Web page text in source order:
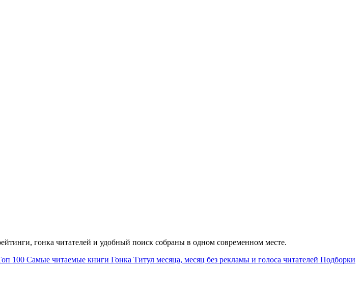
гонка читателей и удобный поиск собраны в одном современном месте.
100 Самые читаемые книги Гонка Титул месяца, месяц без рекламы и голоса читателей Подборки